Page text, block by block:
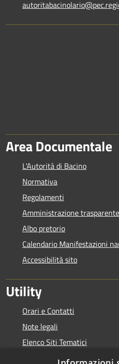
Area Documentale
L'Autorità di Bacino
Normativa
Regolamenti
Amministrazione
Albo pretorio
Calendario Manifestazioni
Accessibilità sito
Utility
Orari e Contatti
Note legali
Elenco Siti Tematici